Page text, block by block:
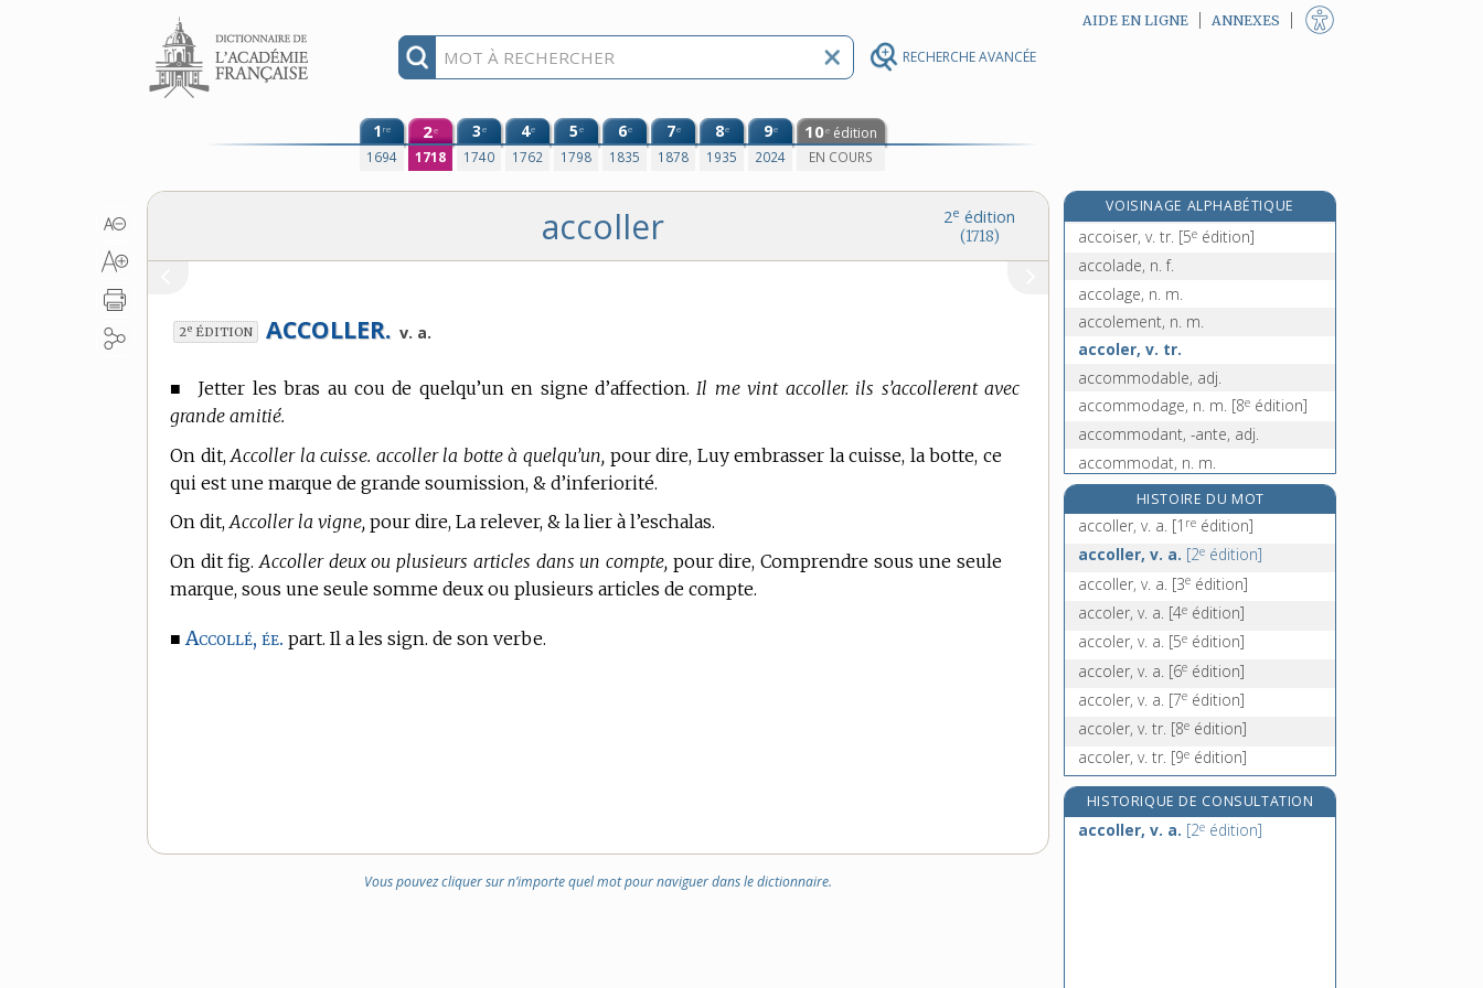
RECHERCHE AVANCÉE
Aller au contenu AIDE EN LIGNE ANNEXES
1re
1694
2e
1718
3e
1740
4e
1762
5e
1798
6e
1835
7e
1878
8e
1935
9e
2024
10e édition
EN COURS
2e édition
(1718)
accoller
2e ÉDITION ACCOLLER. v. a.
■ Jetter les bras au cou de quelqu’un en signe d’affection. Il me vint accoller. ils s’accollerent avec
grande amitié.
On dit,Accoller la cuisse. accoller la botte à quelqu’un, pour dire, Luy embrasser la cuisse, la botte, ce
qui est une marque de grande soumission, & d’inferiorité.
On dit,Accoller la vigne, pour dire, La relever, & la lier à l’eschalas.
On dit fig.Accoller deux ou plusieurs articles dans un compte, pour dire, Comprendre sous une seule
marque, sous une seule somme deux ou plusieurs articles de compte.
■ Accollé, ée. part. Il a les sign. de son verbe.
Vous pouvez cliquer sur n’importe quel mot pour naviguer dans le dictionnaire.
VOISINAGE ALPHABÉTIQUE
accoisement, n. m.[5eédition]
accoiser, v. tr. [5e édition]
accolade, n. f.
accolage, n. m.
accolement, n. m.
accoler, v. tr.
accommodable, adj.
accommodage, n. m. [8e édition]
accommodant, -ante, adj.
accommodat, n. m.
accommodateur, -trice, adj.
accommodatice, adj.
accommodation, n. f.
accommodement, n. m.
accommoder, v. tr. direct, v. intr.
et v. pron.
HISTOIRE DU MOT
accoller, v. a. [1 re édition]
accoller, v. a. [2e édition]
accoller, v. a. [3e édition]
accoler, v. a. [4e édition]
accoler, v. a. [5e édition]
accoler, v. a. [6e édition]
accoler, v. a. [7e édition]
accoler, v. tr. [8e édition]
accoler, v. tr. [9e édition]
HISTORIQUE DE CONSULTATION
accoller, v. a. [2e édition]